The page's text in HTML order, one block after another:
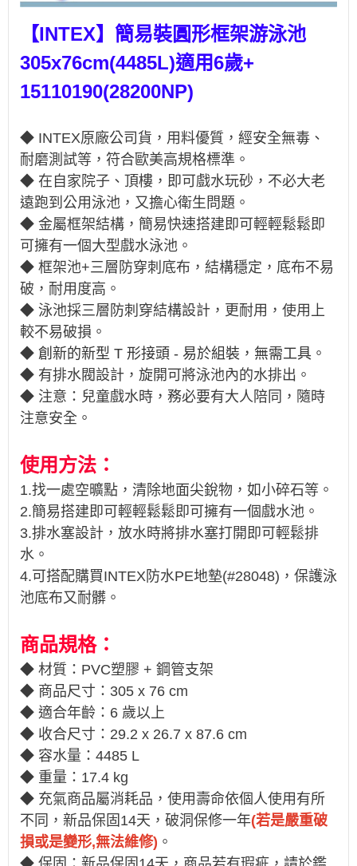
【INTEX】簡易裝圓形框架游泳池
305x76cm(4485L)適用6歲+
15110190(28200NP)
◆ INTEX原廠公司貨，用料優質，經安全無毒、
耐磨測試等，符合歐美高規格標準。
◆ 在自家院子、頂樓，即可戲水玩砂，不必大老
遠跑到公用泳池，又擔心衛生問題。
◆ 金屬框架結構，簡易快速搭建即可輕輕鬆鬆即
可擁有一個大型戲水泳池。
◆ 框架池+三層防穿刺底布，結構穩定，底布不易
破，耐用度高。
◆ 泳池採三層防刺穿結構設計，更耐用，使用上
較不易破損。
◆ 創新的新型 T 形接頭 - 易於組裝，無需工具 。
◆ 有排水閥設計，旋開可將泳池內的水排出。
◆ 注意：兒童戲水時，務必要有大人陪同，隨時
注意安全。
使用方法：
1.找一處空曠點，清除地面尖銳物，如小碎石等。
2.簡易搭建即可輕輕鬆鬆即可擁有一個戲水池。
3.排水塞設計，放水時將排水塞打開即可輕鬆排
水。
4.可搭配購買INTEX防水PE地墊(#28048)，保護泳
池底布又耐髒。
商品規格：
◆ 材質：PVC塑膠 + 鋼管支架
◆ 商品尺寸：305 x 76 cm
◆ 適合年齡：6 歲以上
◆ 收合尺寸：29.2 x 26.7 x 87.6 cm
◆ 容水量：4485 L
◆ 重量：17.4 kg
◆ 充氣商品屬消耗品，使用壽命依個人使用有所
不同，新品保固14天，破洞保修一年(若是嚴重破
損或是變形,無法維修) 。